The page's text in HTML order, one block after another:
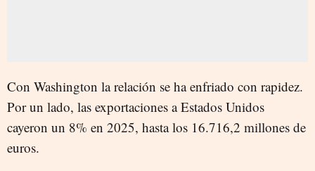
Con Washington la relación se ha enfriado con rapidez.
Por un lado, las exportaciones a Estados Unidos
cayeron un 8% en 2025, hasta los 16.716,2 millones de
euros.